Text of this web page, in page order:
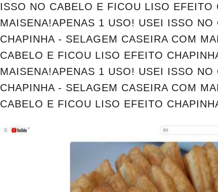
ISSO NO CABELO E FICOU LISO EFEITO
MAISENA!APENAS 1 USO! USEI ISSO
CHAPINHA - SELAGEM CASEIRA COM
CABELO E FICOU LISO EFEITO
MAISENA!APENAS 1 USO! USEI ISSO
CHAPINHA - SELAGEM CASEIRA COM
CABELO E FICOU LISO EFEITO